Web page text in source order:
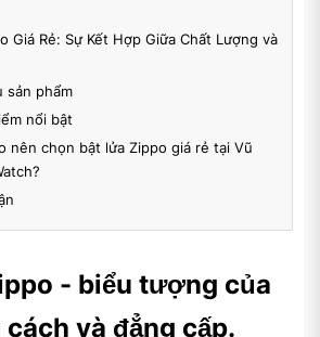
Giá Rẻ: Sự Kết Hợp Giữa Chất Lượng và
sản phẩm
nổi bật
nên chọn bật lửa Zippo giá rẻ tại Vũ
- biểu tượng của
và đẳng cấp.